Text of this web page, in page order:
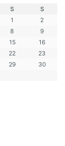
S
S
1
2
8
9
15
16
22
23
29
30